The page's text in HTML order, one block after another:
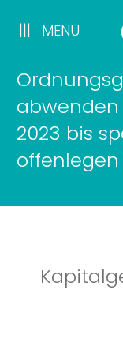
Inhalt
springen
||| MENÜ
2023 bis
offenlegen